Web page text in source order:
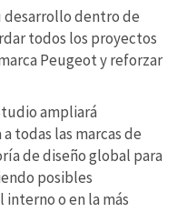
desarrollo dentro de
todos los proyectos
Peugeot y reforzar
ampliará
todas las marcas de
de diseño global para
posibles
interno o en la más